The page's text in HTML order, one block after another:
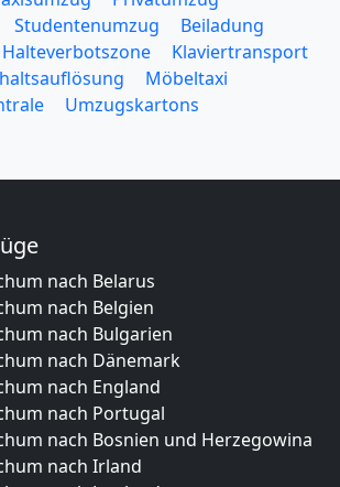
Studentenumzug
Beiladung
Halteverbotszone
Klaviertransport
Möbeltaxi
Umzugskartons
nach Belarus
nach Belgien
nach Bulgarien
nach Dänemark
nach England
nach Portugal
nach Bosnien und Herzegowina
nach Irland